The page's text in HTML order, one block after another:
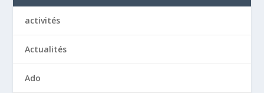
activités
Actualités
Ado